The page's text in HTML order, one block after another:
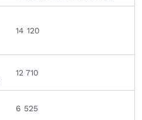
14 120
12 710
6 525